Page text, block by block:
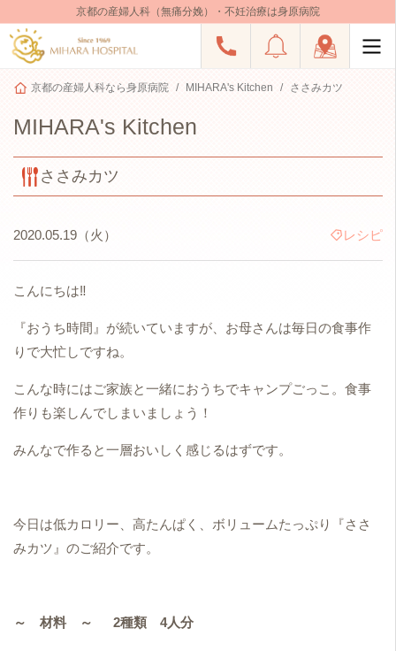
京都の産婦人科（無痛分娩）・不妊治療は身原病院
京都の産婦人科なら身原病院 MIHARA's Kitchen ささみカツ
MIHARA's Kitchen
ささみカツ
2020.05.19（火） レシピ
こんにちは‼
『おうち時間』が続いていますが、お母さんは毎日の食事作
りで大忙しですね。
こんな時にはご家族と一緒におうちでキャンプごっこ。食事
作りも楽しんでしまいましょう！
みんなで作ると一層おいしく感じるはずです。
今日は低カロリー、高たんぱく、ボリュームたっぷり『ささ
みカツ』のご紹介です。
～ 材料 ～ 2種類 4人分